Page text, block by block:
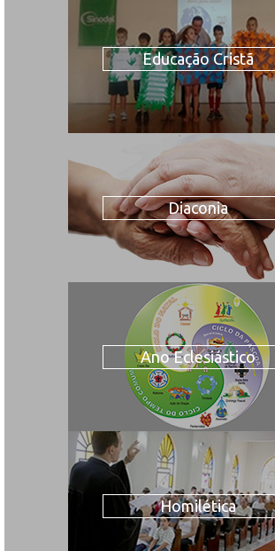
Educação Cristã
Diaconia
Ano Eclesiástico
Homilética